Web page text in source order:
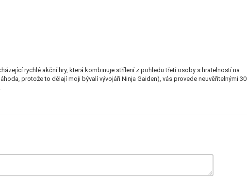
rychlé akční hry, která kombinuje střílení z pohledu třetí osoby s hratelností na
protože to dělají moji bývalí vývojáři Ninja Gaiden), vás provede neuvěřitelnými 30